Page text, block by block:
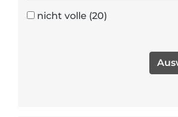
nicht volle (20)